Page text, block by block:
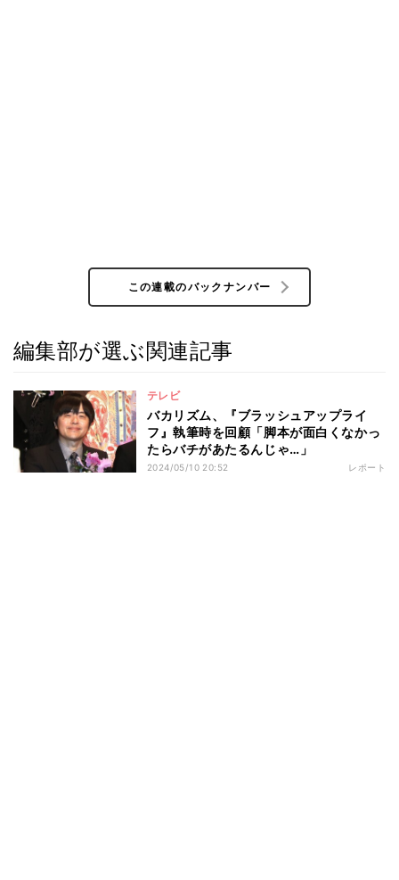
この連載のバックナンバー
編集部が選ぶ関連記事
テレビ
バカリズム、『ブラッシュアップライ
フ』執筆時を回顧「脚本が面白くなかっ
たらバチがあたるんじゃ…」
2024/05/10 20:52 レポート